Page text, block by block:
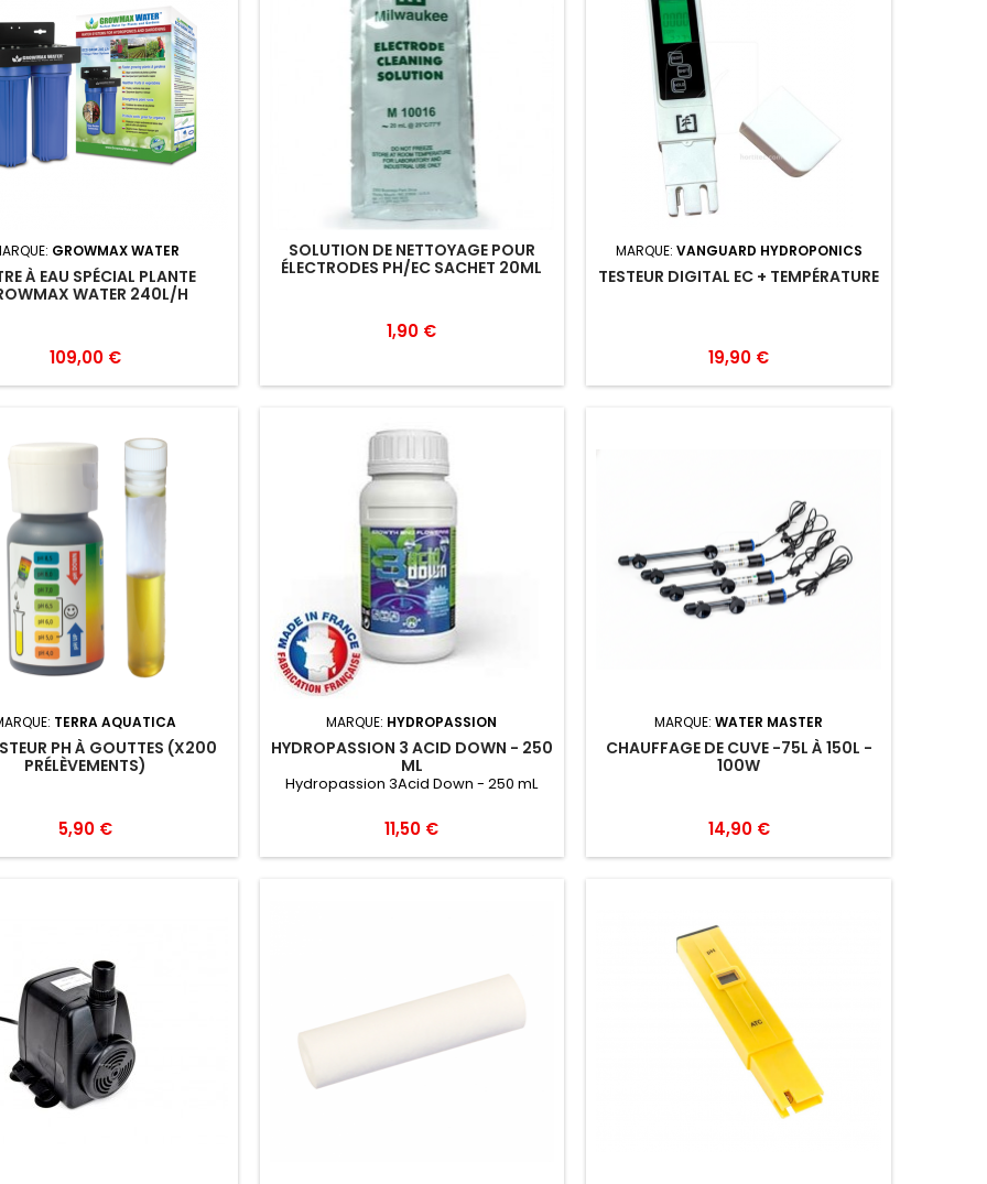
GROWMAX WATER
À EAU SPÉCIAL PLANTE
WATER 240L/H
109,00 €
SOLUTION DE NETTOYAGE POUR
ÉLECTRODES PH/EC SACHET 20ML
1,90 €
MARQUE: VANGUARD HYDROPONICS
TESTEUR DIGITAL EC + TEMPÉRATURE
19,90 €
TERRA AQUATICA
PH À GOUTTES (X200
PRÉLÈVEMENTS)
5,90 €
MARQUE: HYDROPASSION
HYDROPASSION 3 ACID DOWN - 250
ML
Hydropassion 3Acid Down - 250 mL
11,50 €
MARQUE:WATER MASTER
CHAUFFAGE DE CUVE -75L À 150L -
100W
14,90 €